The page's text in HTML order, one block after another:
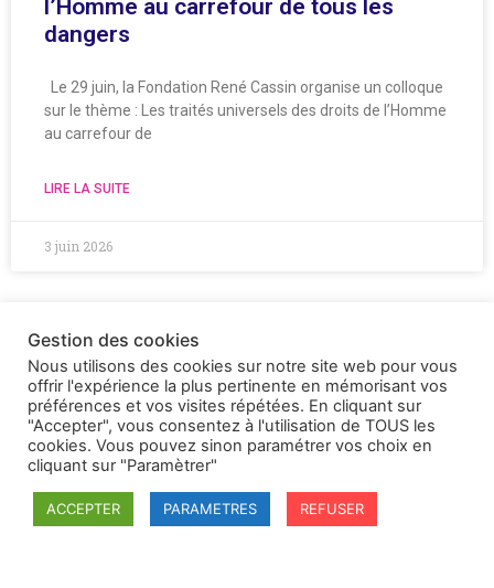
l’Homme au carrefour de tous les
dangers
Le 29 juin, la Fondation René Cassin organise un colloque
sur le thème : Les traités universels des droits de l’Homme
au carrefour de
LIRE LA SUITE
3 juin 2026
Gestion des cookies
Nous utilisons des cookies sur notre site web pour vous
offrir l'expérience la plus pertinente en mémorisant vos
préférences et vos visites répétées. En cliquant sur
"Accepter", vous consentez à l'utilisation de TOUS les
cookies. Vous pouvez sinon paramétrer vos choix en
cliquant sur "Paramètrer"
ACCEPTER PARAMETRES REFUSER